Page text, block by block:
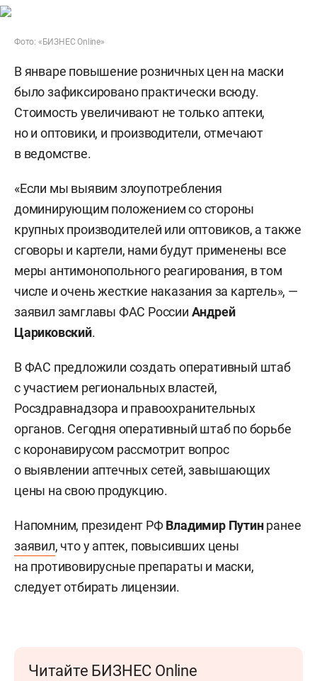
Фото: «БИЗНЕС Online»
В январе повышение розничных цен на маски
было зафиксировано практически всюду.
Стоимость увеличивают не только аптеки,
но и оптовики, и производители, отмечают
в ведомстве.
«Если мы выявим злоупотребления
доминирующим положением со стороны
крупных производителей или оптовиков, а также
сговоры и картели, нами будут применены все
меры антимонопольного реагирования, в том
числе и очень жесткие наказания за картель», —
заявил замглавы ФАС России Андрей
Цариковский.
В ФАС предложили создать оперативный штаб
с участием региональных властей,
Росздравнадзора и правоохранительных
органов. Сегодня оперативный штаб по борьбе
с коронавирусом рассмотрит вопрос
о выявлении аптечных сетей, завышающих
цены на свою продукцию.
Напомним, президент РФВладимир Путинранее
заявил, что у аптек, повысивших цены
на противовирусные препараты и маски,
следует отбирать лицензии.
Читайте БИЗНЕС Online